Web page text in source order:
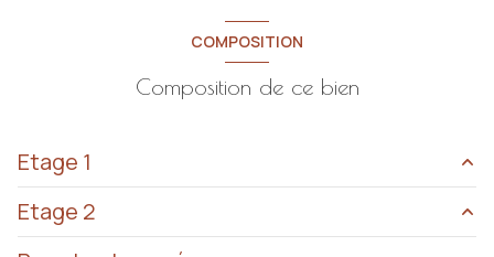
COMPOSITION
Composition de ce bien
Etage 1
entrée
Etage 2